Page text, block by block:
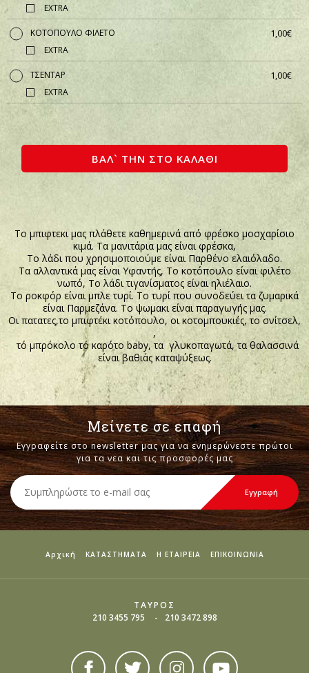
EXTRA
ΚΟΤΟΠΟΥΛΟ ΦΙΛΕΤΟ 1,00€
EXTRA
ΤΣΕΝΤΑΡ 1,00€
EXTRA
Το μπιφτεκι μας πλάθετε καθημερινά από φρέσκο μοσχαρίσιο
κιμά. Τα μανιτάρια μας είναι φρέσκα,
Το λάδι που χρησιμοποιούμε είναι Παρθένο ελαιόλαδο.
Τα αλλαντικά μας είναι Υφαντής, Το κοτόπουλο είναι φιλέτο
νωπό, Το λάδι τιγανίσματος είναι ηλιέλαιο.
Το ροκφόρ είναι μπλε τυρί. Το τυρί που συνοδεύει τα ζυμαρικά
είναι Παρμεζάνα. Το ψωμακι είναι παραγωγής μας.
Οι πατατες,το μπιφτέκι κοτόπουλο, οι κοτομπουκιές, το σνίτσελ,
,
τό μπρόκολο τό καρότο baby, τα γλυκοπαγωτά, τα θαλασσινά
είναι βαθιάς καταψύξεως.
Μείνετε σε επαφή
Εγγραφείτε στο newsletter μας για να ενημερώνεστε πρώτοι
για τα νεα και τις προσφορές μας
Αρχική ΚΑΤΑΣΤΗΜΑΤΑ Η ΕΤΑΙΡΕΙΑ ΕΠΙΚΟΙΝΩΝΙΑ
ΤΑΥΡΟΣ
210 3455 795
210 3472 898